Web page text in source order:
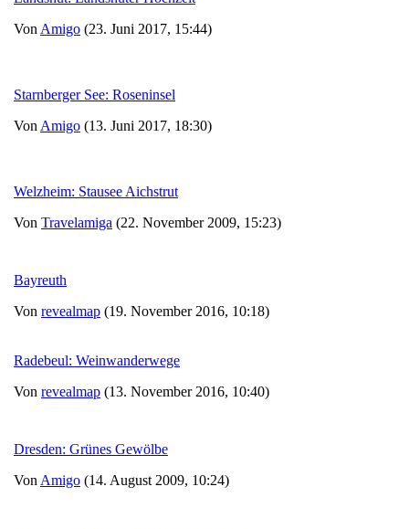
Von Amigo (23. Juni 2017, 15:44)
Starnberger See: Roseninsel
Von Amigo (13. Juni 2017, 18:30)
Welzheim: Stausee Aichstrut
Von Travelamiga (22. November 2009, 15:23)
Bayreuth
Von revealmap (19. November 2016, 10:18)
Radebeul: Weinwanderwege
Von revealmap (13. November 2016, 10:40)
Dresden: Grünes Gewölbe
Von Amigo (14. August 2009, 10:24)